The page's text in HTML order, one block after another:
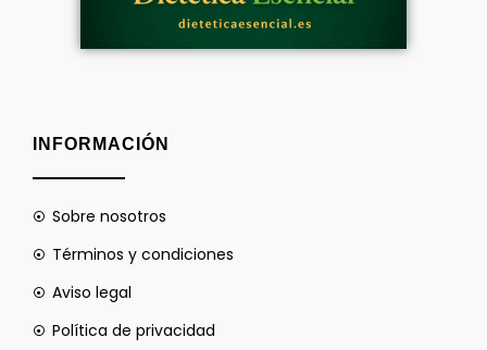
INFORMACIÓN
Sobre nosotros
Términos y condiciones
Aviso legal
Política de privacidad